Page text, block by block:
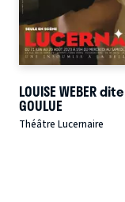
LOUISE WEBER
GOULUE
Théâtre Lucernaire